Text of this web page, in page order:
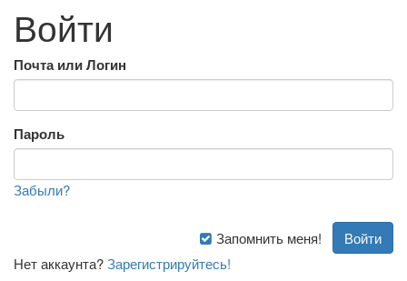
Войти
Почта или Логин
Пароль
Забыли?
Запомнить меня!
Нет аккаунта?Зарегистрируйтесь!